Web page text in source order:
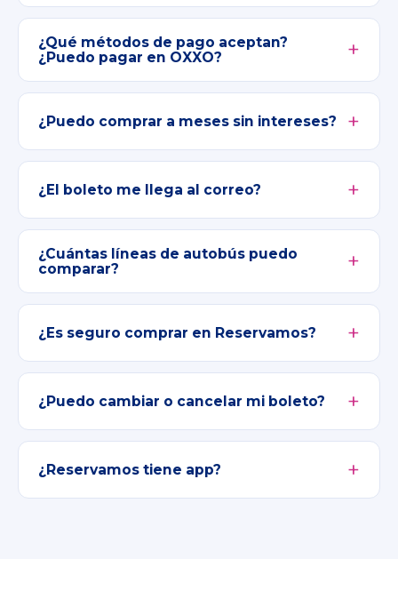
¿Qué métodos de pago aceptan?
¿Puedo pagar en OXXO?
¿Puedo comprar a meses sin intereses?
¿El boleto me llega al correo?
¿Cuántas líneas de autobús puedo
comparar?
¿Es seguro comprar en Reservamos?
¿Puedo cambiar o cancelar mi boleto?
¿Reservamos tiene app?